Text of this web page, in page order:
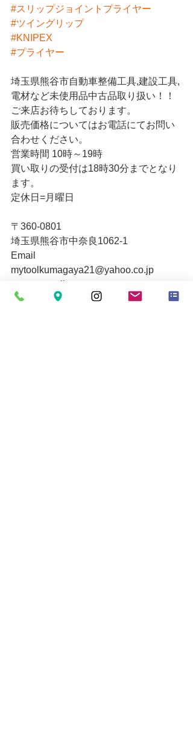
#スリップジョイントプライヤー
#ツイングリップ
#KNIPEX
#プライヤー
埼玉県熊谷市自動車整備工具,建設工具,
電材など未使用品中古品取り扱い！！
ご来店お待ちしております。
販売価格についてはお電話にてお問い
合わせください。
営業時間 10時～19時
買い取りの受付は18時30分までとなり
ます。
定休日=月曜日
〒360-0801
埼玉県熊谷市中奈良1062-1
Email
mytoolkumagaya21@yahoo.co.jp
www.mytoolkumagaya.com